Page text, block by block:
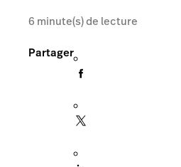
6 minute(s) de lecture
Partager